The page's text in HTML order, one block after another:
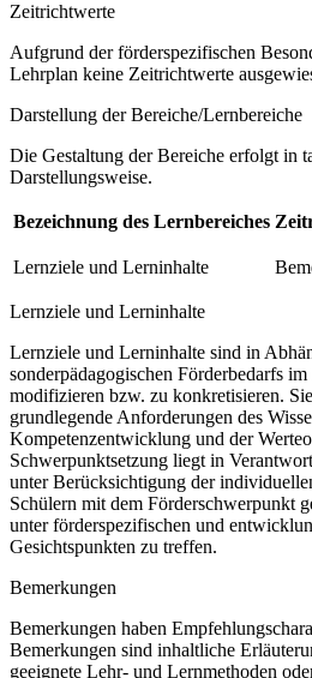
Zeitrichtwerte
Aufgrund der förderspezifischen
Lehrplan keine Zeitrichtwerte
Darstellung der Bereiche/Lernbereiche
Die Gestaltung der Bereiche erfolgt in
Darstellungsweise.
Bezeichnung des Lernbereiches
Lernziele und Lerninhalte
Lernziele und Lerninhalte
Lernziele und Lerninhalte sind in
sonderpädagogischen Förderbedarfs
modifizieren bzw. zu konkretisieren.
grundlegende Anforderungen des
Kompetenzentwicklung und der
Schwerpunktsetzung liegt in
unter Berücksichtigung der
Schülern mit dem Förderschwerpunkt
unter förderspezifischen und
Gesichtspunkten zu treffen.
Bemerkungen
Bemerkungen haben
Bemerkungen sind inhaltliche
geeignete Lehr- und Lernmethoden